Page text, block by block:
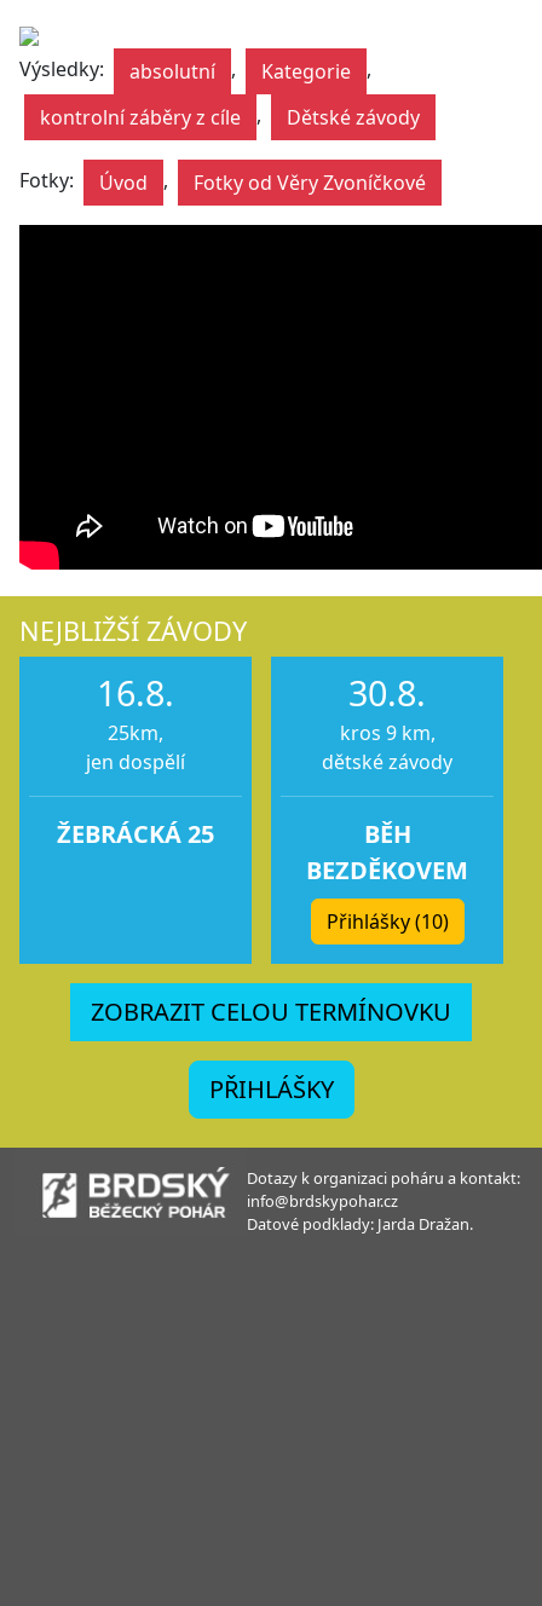
Výsledky: absolutní , Kategorie
,
kontrolní záběry z cíle
, Dětské závody
Fotky: Úvod , Fotky od Věry Zvoníčkové
NEJBLIŽŠÍ ZÁVODY
16.8.
25km,
jen dospělí
ŽEBRÁCKÁ 25
30.8.
kros 9 km,
dětské závody
BĚH
BEZDĚKOVEM
Přihlášky (10)
ZOBRAZIT CELOU TERMÍNOVKU
PŘIHLÁŠKY
Dotazy k organizaci poháru a kontakt:
info@brdskypohar.cz
Datové podklady: Jarda Dražan.